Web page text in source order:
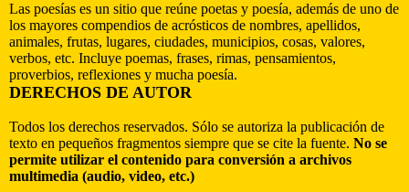
Las poesías es un sitio que reúne poetas y poesía, además de uno de
los mayores compendios de acrósticos de nombres, apellidos,
animales, frutas, lugares, ciudades, municipios, cosas, valores,
verbos, etc. Incluye poemas, frases, rimas, pensamientos,
proverbios, reflexiones y mucha poesía.
DERECHOS DE AUTOR
Todos los derechos reservados. Sólo se autoriza la publicación de
texto en pequeños fragmentos siempre que se cite la fuente. No se
permite utilizar el contenido para conversión a archivos
multimedia (audio, video, etc.)